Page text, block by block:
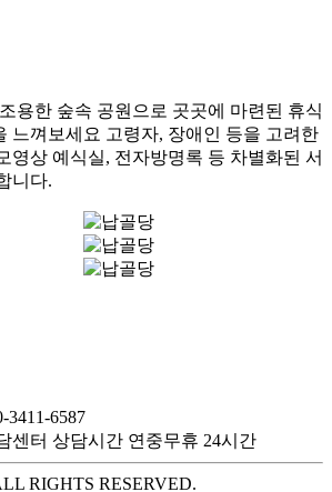
용한 숲속 공원으로 곳곳에 마련된 휴식
느껴보세요 고령자, 장애인 등을 고려한
영상 예식실, 전자방명록 등 차별화된 서
니다.
3411-6587
센터 상담시간 연중무휴 24시간
RIGHTS RESERVED.